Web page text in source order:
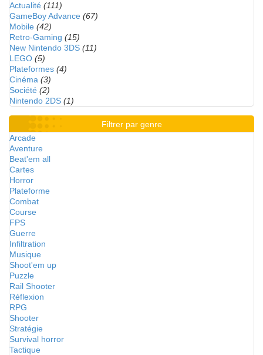
Actualité (111)
GameBoy Advance (67)
Mobile (42)
Retro-Gaming (15)
New Nintendo 3DS (11)
LEGO (5)
Plateformes (4)
Cinéma (3)
Société (2)
Nintendo 2DS (1)
Filtrer par genre
Arcade
Aventure
Beat'em all
Cartes
Horror
Plateforme
Combat
Course
FPS
Guerre
Infiltration
Musique
Shoot'em up
Puzzle
Rail Shooter
Réflexion
RPG
Shooter
Stratégie
Survival horror
Tactique